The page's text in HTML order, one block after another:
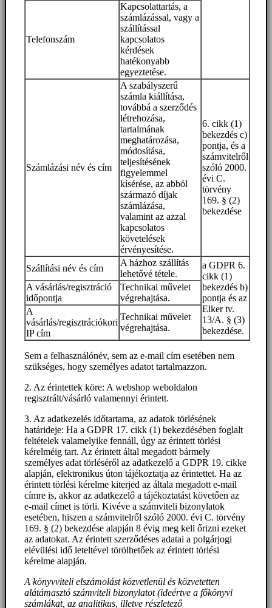
Telefonszám
Kapcsolattartás, a
számlázással, vagy a
szállítással
kapcsolatos
kérdések
hatékonyabb
egyeztetése.
Számlázási név és cím
A szabályszerű
számla kiállítása,
továbbá a szerződés
létrehozása,
tartalmának
meghatározása,
módosítása,
teljesítésének
figyelemmel
kísérése, az abból
származó díjak
számlázása,
valamint az azzal
kapcsolatos
követelések
érvényesítése.
6. cikk (1)
bekezdés c)
pontja, és a
számvitelről
szóló 2000.
évi C.
törvény
169. § (2)
bekezdése
Szállítási név és cím
A házhoz szállítás
lehetővé tétele.
a GDPR 6.
cikk (1)
bekezdés b)
pontja és az
Elker tv.
13/A. § (3)
bekezdése.
A vásárlás/regisztráció
időpontja
Technikai művelet
végrehajtása.
A
vásárlás/regisztrációkori
IP cím
Technikai művelet
végrehajtása.
Sem a felhasználónév, sem az e-mail cím esetében nem
szükséges, hogy személyes adatot tartalmazzon.
2. Az érintettek köre: A webshop weboldalon
regisztrált/vásárló valamennyi érintett.
3. Az adatkezelés időtartama, az adatok törlésének
határideje: Ha a GDPR 17. cikk (1) bekezdésében foglalt
feltételek valamelyike fennáll, úgy az érintett törlési
kérelméig tart. Az érintett által megadott bármely
személyes adat törléséről az adatkezelő a GDPR 19. cikke
alapján, elektronikus úton tájékoztatja az érintettet. Ha az
érintett törlési kérelme kiterjed az általa megadott e-mail
címre is, akkor az adatkezelő a tájékoztatást követően az
e-mail címet is törli. Kivéve a számviteli bizonylatok
esetében, hiszen a számvitelről szóló 2000. évi C. törvény
169. § (2) bekezdése alapján 8 évig meg kell őrizni ezeket
az adatokat. Az érintett szerződéses adatai a polgárjogi
elévülési idő leteltével törölhetőek az érintett törlési
kérelme alapján.
A könyvviteli elszámolást közvetlenül és közvetetten
alátámasztó számviteli bizonylatot (ideértve a főkönyvi
számlákat, az analitikus, illetve részletező